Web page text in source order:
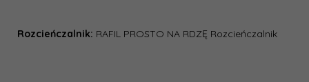
Rozcieńczalnik: RAFIL PROSTO NA RDZĘ Rozcieńczalnik